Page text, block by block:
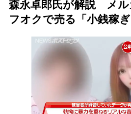
森永卓郎氏が解説 メル
フオクで売る「小銭稼